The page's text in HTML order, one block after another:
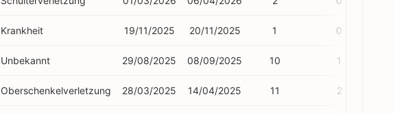
Krankheit 19/11/2025 20/11/2025 1 0
Unbekannt 29/08/2025 08/09/2025 10 1
Oberschenkelverletzung 28/03/2025 14/04/2025 11 2